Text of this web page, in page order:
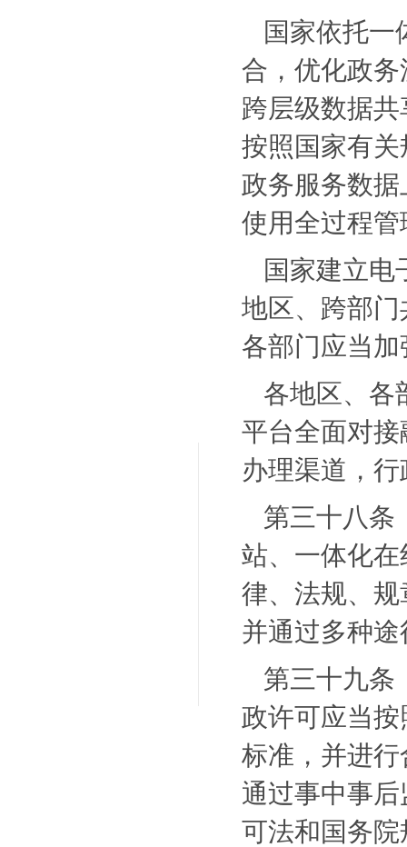
国家依托一
合，优化政
跨层级数据
按照国家有
政务服务数
使用全过程
国家建立电
地区、跨部
各部门应当
各地区、各
平台全面对
办理渠道，
第三十八
站、一体化
律、法规、
并通过多种
第三十九
政许可应当
标准，并进
通过事中事
可法和国务